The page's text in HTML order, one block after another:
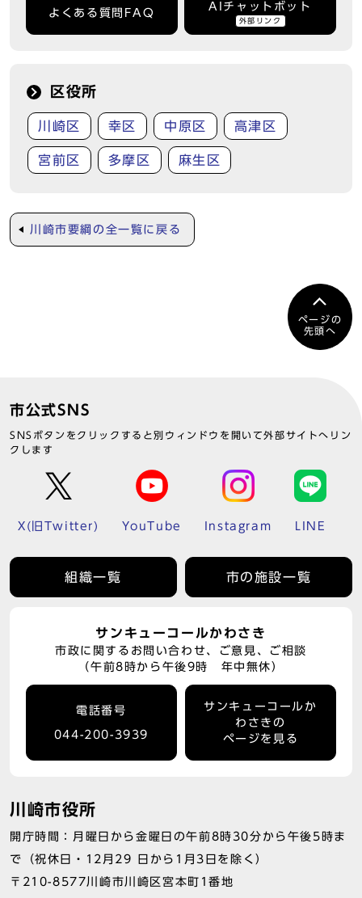
よくある質問FAQ
AIチャットボット
外部リンク
区役所
川崎区 幸区 中原区 高津区
宮前区 多摩区 麻生区
川崎市要綱の全一覧に戻る
ページの
先頭へ
市公式SNS
SNSボタンをクリックすると別ウィンドウを開いて外部サイトへリン
クします
X(旧Twitter) YouTube Instagram LINE
組織一覧 市の施設一覧
サンキューコールかわさき
市政に関するお問い合わせ、ご意見、ご相談
（午前8時から午後9時 年中無休）
電話番号
044-200-3939
サンキューコールか
わさきの
ページを見る
川崎市役所
開庁時間：月曜日から金曜日の午前8時30分から午後5時ま
で（祝休日・12月29 日から1月3日を除く）
〒210-8577川崎市川崎区宮本町1番地